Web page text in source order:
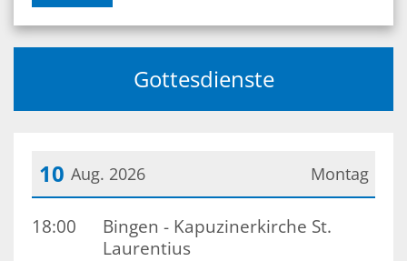
Gottesdienste
Montag
10 Aug. 2026
Datum: 10. August 2026
18:00
Bingen - Kapuzinerkirche St.
Laurentius